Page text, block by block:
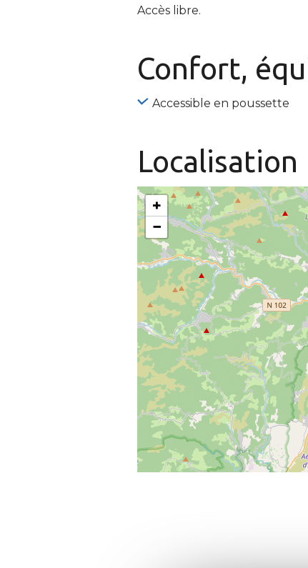
Accès libre.
Confort,
Accessible en poussette
Localisation
+
−